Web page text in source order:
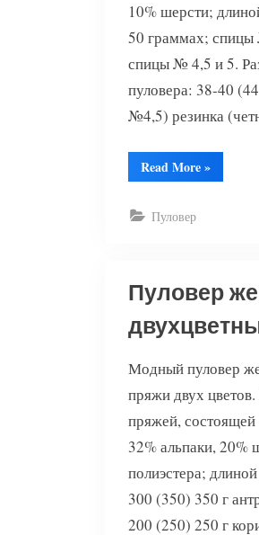
10% шерсти;
50 граммах;
спицы № 4,5 и 5.
пуловера: 38-40
№4,5) резинка
Read More“Женский
пуловер
»
Пуловер
Пуловер
Модный пуловер
пряжи двух
пряжей, состоящей
32% альпаки, 20%
полиэстера;
300 (350) 350 г
200 (250) 250 г